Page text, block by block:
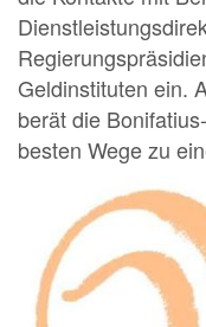
Geldinstituten ein.
berät die
besten Wege zu